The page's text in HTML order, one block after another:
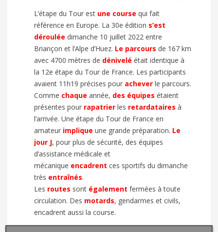
L’étape du Tour est une course qui fait
référence en Europe. La 30e édition s’est
déroulée dimanche 10 juillet 2022 entre
Briançon et l’Alpe d’Huez. Le parcours de 167 km
avec 4700 mètres de dénivelé était identique à
la 12e étape du Tour de France. Les participants
avaient 11h19 précises pour achever le parcours.
Comme chaque année, des équipes étaient
présentes pour rapatrier les retardataires à
l’arrivée. Une étape du Tour de France en
amateur implique une grande préparation. Le
jour J, pour plus de sécurité, des équipes
d’assistance médicale et
mécanique encadrent ces sportifs du dimanche
très entraînés.
Les routes sont également fermées à toute
circulation. Des motards, gendarmes et civils,
encadrent aussi la course.